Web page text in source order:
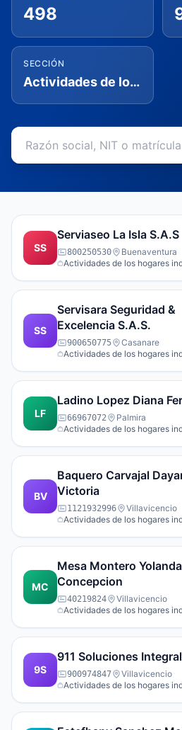
498
SECCIÓN
Actividades de los hogares individuales en calidad de empleadores; actividades no diferenciadas de los hogares individuales como productores de bienes y servicios para uso propio
SS
Serviaseo La Isla S.A.S
800250530
Buenaventura
Actividades de los hogares
SS
Servisara Seguridad &
Excelencia S.A.S.
900650775
Casanare
Actividades de los hogares
LF
Ladino Lopez Diana
66967072
Palmira
Actividades de los hogares
BV
Baquero Carvajal
Victoria
1121932996
Villavicencio
Actividades de los hogares
MC
Mesa Montero Yolanda
Concepcion
40219824
Villavicencio
Actividades de los hogares
9S
911 Soluciones
900974847
Villavicencio
Actividades de los hogares